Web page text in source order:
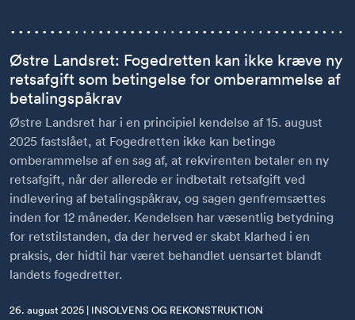
Østre Landsret: Fogedretten kan ikke kræve ny
retsafgift som betingelse for omberammelse af
betalingspåkrav
Østre Landsret har i en principiel kendelse af 15. august
2025 fastslået, at Fogedretten ikke kan betinge
omberammelse af en sag af, at rekvirenten betaler en ny
retsafgift, når der allerede er indbetalt retsafgift ved
indlevering af betalingspåkrav, og sagen genfremsættes
inden for 12 måneder. Kendelsen har væsentlig betydning
for retstilstanden, da der herved er skabt klarhed i en
praksis, der hidtil har været behandlet uensartet blandt
landets fogedretter.
26. august 2025 | INSOLVENS OG REKONSTRUKTION